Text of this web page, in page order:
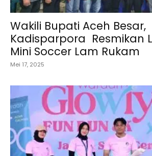
Wakili Bupati Aceh Besar,
Kadisparpora Resmikan
Mini Soccer Lam Rukam
Mei 17, 2025